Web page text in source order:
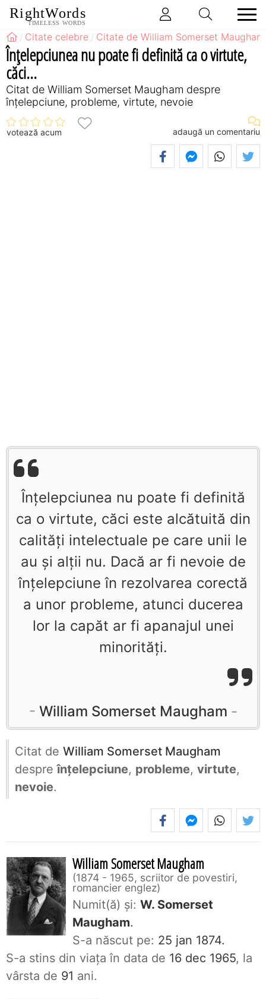
RightWords
TIMELESS WORDS
Citate celebre Citate de William Somerset Maugham
Înţelepciunea nu poate fi definită ca o virtute,
căci...
Citat de William Somerset Maugham despre
înțelepciune, probleme, virtute, nevoie
votează acum adaugă un comentariu
Înţelepciunea nu poate fi definită
ca o virtute, căci este alcătuită din
calităţi intelectuale pe care unii le
au şi alţii nu. Dacă ar fi nevoie de
înţelepciune în rezolvarea corectă
a unor probleme, atunci ducerea
lor la capăt ar fi apanajul unei
minorităţi.
William Somerset Maugham
Citat de William Somerset Maugham
despreînțelepciune, probleme, virtute,
nevoie.
William Somerset Maugham
1874 - 1965, scriitor de povestiri,
romancier englez
Numit(ă) și: W. Somerset
Maugham.
S-a născut pe: 25 jan 1874.
S-a stins din viaţa în data de 16 dec 1965, la
vârsta de 91 ani.